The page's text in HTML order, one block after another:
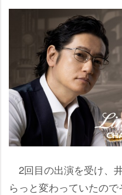
2回目の出演を受け、
らっと変わっていたの